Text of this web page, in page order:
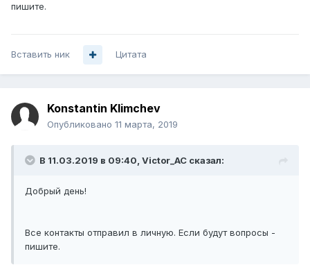
пишите.
Вставить ник Цитата
Konstantin Klimchev
Опубликовано 11 марта, 2019
В 11.03.2019 в 09:40, Victor_AC сказал:
Добрый день!
Все контакты отправил в личную. Если будут вопросы -
пишите.